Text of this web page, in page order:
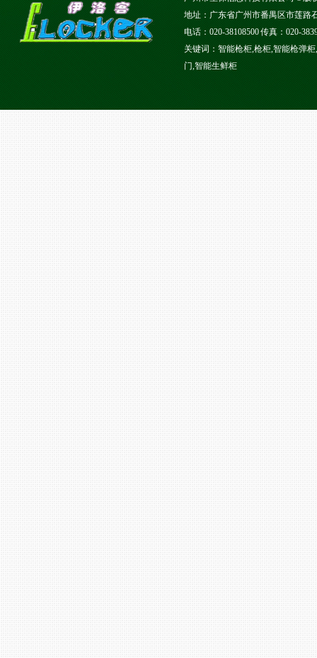
地址：广东省广州市番禺区市莲路
电话：020-38108500 传真：020-
关键词：智能枪柜,枪柜,智能枪弹
门,智能生鲜柜